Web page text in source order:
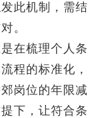
此机制，需结
。
在梳理个人条
程的标准化，
岗位的年限减
下，让符合条